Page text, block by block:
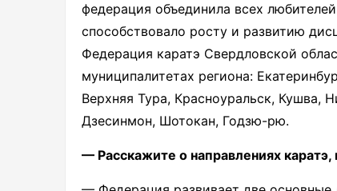
федерация объединила всех
способствовало росту и развитию
Федерация каратэ Свердловской
муниципалитетах региона:
Верхняя Тура, Красноуральск, Кушва,
Дзесинмон, Шотокан, Годзю-рю.
— Расскажите о направлениях